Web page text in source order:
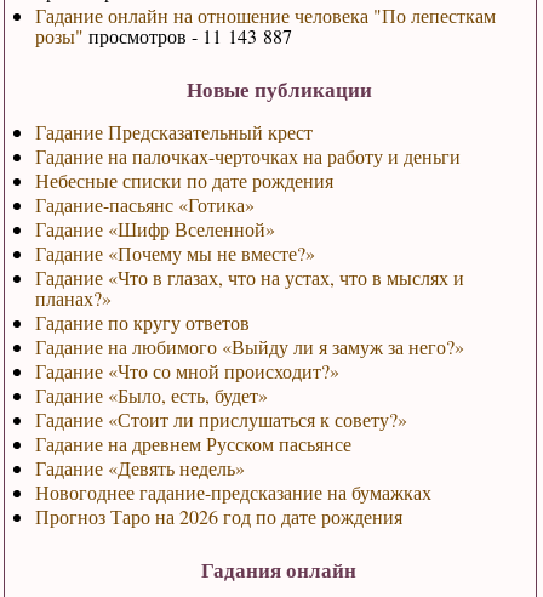
Гадание онлайн на отношение человека "По лепесткам
розы" просмотров - 11 143 887
Новые публикации
Гадание Предсказательный крест
Гадание на палочках-черточках на работу и деньги
Небесные списки по дате рождения
Гадание-пасьянс «Готика»
Гадание «Шифр Вселенной»
Гадание «Почему мы не вместе?»
Гадание «Что в глазах, что на устах, что в мыслях и
планах?»
Гадание по кругу ответов
Гадание на любимого «Выйду ли я замуж за него?»
Гадание «Что со мной происходит?»
Гадание «Было, есть, будет»
Гадание «Стоит ли прислушаться к совету?»
Гадание на древнем Русском пасьянсе
Гадание «Девять недель»
Новогоднее гадание-предсказание на бумажках
Прогноз Таро на 2026 год по дате рождения
Гадания онлайн